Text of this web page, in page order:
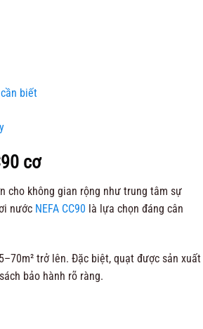
biết
cơ
cho không gian rộng như trung tâm sự
nước NEFA CC90 là lựa chọn đáng cân
trở lên. Đặc biệt, quạt được sản xuất
bảo hành rõ ràng.